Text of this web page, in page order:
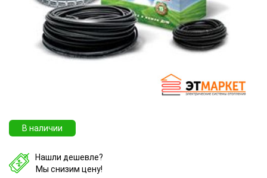
В наличии
Нашли дешевле?
Мы снизим цену!